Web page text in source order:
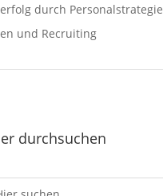
durch Personalstrategie
und Recruiting
durchsuchen